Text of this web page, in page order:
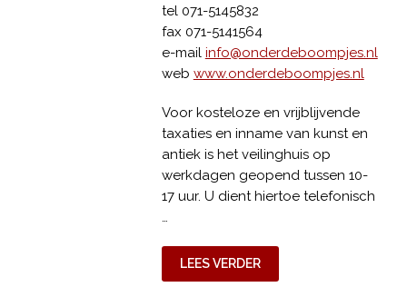
tel 071-5145832
fax 071-5141564
e-mail info@onderdeboompjes.nl
web www.onderdeboompjes.nl
Voor kosteloze en vrijblijvende
taxaties en inname van kunst en
antiek is het veilinghuis op
werkdagen geopend tussen 10-
17 uur. U dient hiertoe telefonisch
…
LEES VERDER